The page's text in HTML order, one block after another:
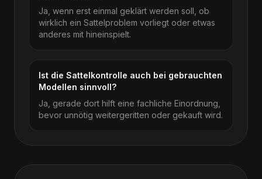
Ja, wenn erst einmal geklärt werden soll, ob
wirklich ein Sattelproblem vorliegt oder etwas
anderes mit hineinspielt.
Ist die Sattelkontrolle auch bei gebrauchten
Modellen sinnvoll?
Ja, gerade dort hilft eine fachliche Einordnung,
bevor unnötig weitergeritten oder gekauft wird.